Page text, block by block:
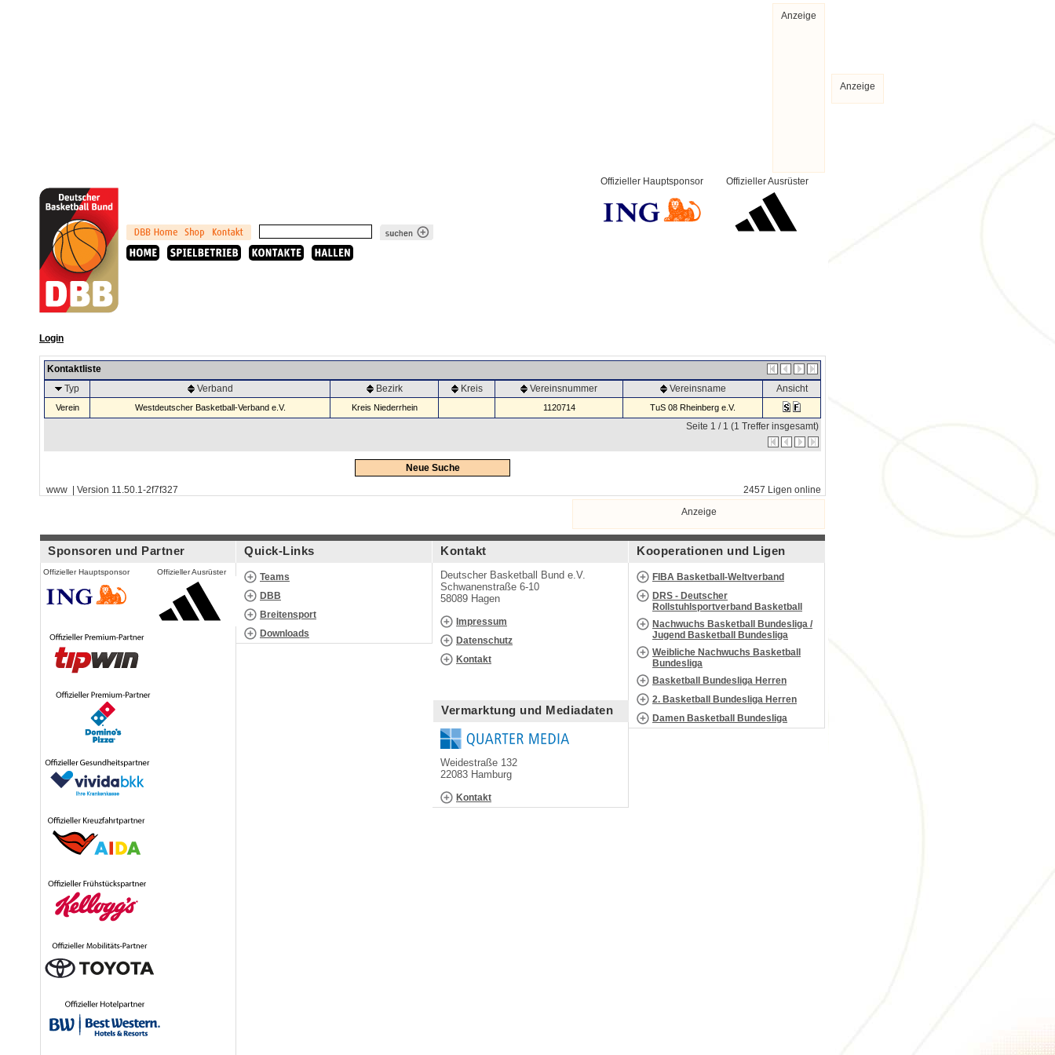
Anzeige
Offizieller Ausrüster
Offizieller Hauptsponsor
Login
Kontaktliste
Typ
Verband Bezirk Kreis Vereinsnummer Vereinsname Ansicht
Verein Westdeutscher Basketball-Verband e.V. Kreis Niederrhein 1120714 TuS 08 Rheinberg e.V.
Seite 1 / 1 (1 Treffer insgesamt)
Neue Suche
www | Version 11.50.1-2f7f327
2457 Ligen online
Anzeige
Sponsoren und Partner
Offizieller Hauptsponsor Offizieller Ausrüster
Quick-Links
Teams
DBB
Breitensport
Downloads
Kontakt
Deutscher Basketball Bund e.V.
Schwanenstraße 6-10
58089 Hagen
Impressum
Datenschutz
Kontakt
Vermarktung und Mediadaten
Weidestraße 132
22083 Hamburg
Kontakt
Kooperationen und Ligen
FIBA Basketball-Weltverband
DRS - Deutscher
Rollstuhlsportverband Basketball
Nachwuchs Basketball Bundesliga /
Jugend Basketball Bundesliga
Weibliche Nachwuchs Basketball
Bundesliga
Basketball Bundesliga Herren
2. Basketball Bundesliga Herren
Damen Basketball Bundesliga
Anzeige